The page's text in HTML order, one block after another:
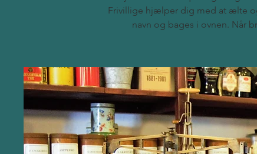
Frivillige hjælper dig med at ælte
navn og bages i ovnen. Når